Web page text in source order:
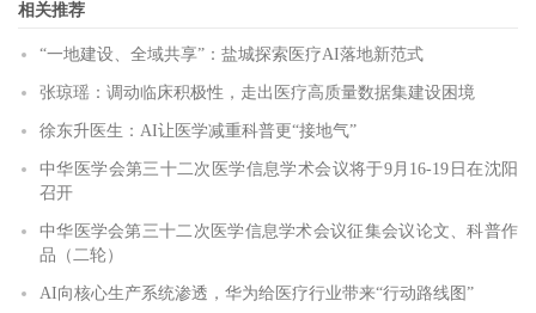
相关推荐
“一地建设、全域共享”：盐城探索医疗AI落地新范式
张琼瑶：调动临床积极性，走出医疗高质量数据集建设困境
徐东升医生：AI让医学减重科普更“接地气”
中华医学会第三十二次医学信息学术会议将于9月16-19日在沈阳
召开
中华医学会第三十二次医学信息学术会议征集会议论文、科普作
品（二轮）
AI向核心生产系统渗透，华为给医疗行业带来“行动路线图”